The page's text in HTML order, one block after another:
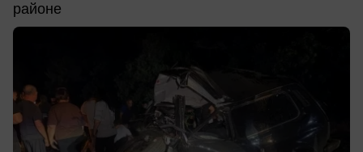
районе